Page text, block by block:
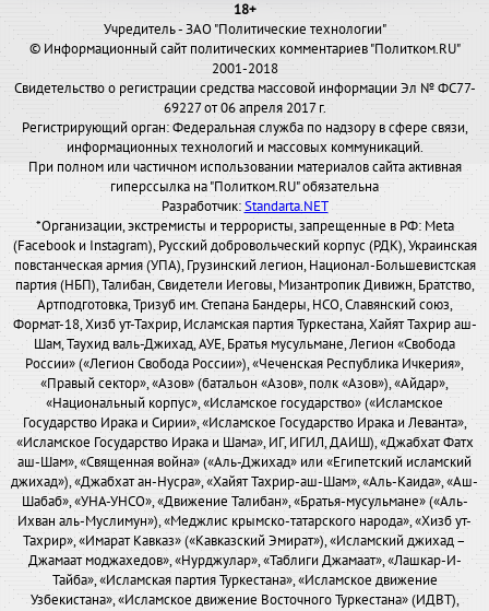
18+
Учредитель - ЗАО "Политические технологии"
© Информационный сайт политических комментариев "Политком.RU"
2001-2018
Свидетельство о регистрации средства массовой информации Эл № ФС77-
69227 от 06 апреля 2017 г.
Регистрирующий орган: Федеральная служба по надзору в сфере связи,
информационных технологий и массовых коммуникаций.
При полном или частичном использовании материалов сайта активная
гиперссылка на "Политком.RU" обязательна
Разработчик:Standarta.NET
*Организации, экстремисты и террористы, запрещенные в РФ: Meta
(Facebook и Instagram), Русский добровольческий корпус (РДК), Украинская
повстанческая армия (УПА), Грузинский легион, Национал-Большевистская
партия (НБП), Талибан, Свидетели Иеговы, Мизантропик Дивижн, Братство,
Артподготовка, Тризуб им. Степана Бандеры, НСО, Славянский союз,
Формат-18, Хизб ут-Тахрир, Исламская партия Туркестана, Хайят Тахрир аш-
Шам, Таухид валь-Джихад, АУЕ, Братья мусульмане, Легион «Свобода
России» («Легион Свобода России»), «Чеченская Республика Ичкерия»,
«Правый сектор», «Азов» (батальон «Азов», полк «Азов»), «Айдар»,
«Национальный корпус», «Исламское государство» («Исламское
Государство Ирака и Сирии», «Исламское Государство Ирака и Леванта»,
«Исламское Государство Ирака и Шама», ИГ, ИГИЛ, ДАИШ), «Джабхат Фатх
аш-Шам», «Священная война» («Аль-Джихад» или «Египетский исламский
джихад»), «Джабхат ан-Нусра», «Хайят Тахрир-аш-Шам», «Аль-Каида», «Аш-
Шабаб», «УНА-УНСО», «Движение Талибан», «Братья-мусульмане» («Аль-
Ихван аль-Муслимун»), «Меджлис крымско-татарского народа», «Хизб ут-
Тахрир», «Имарат Кавказ» («Кавказский Эмират»), «Исламский джихад –
Джамаат моджахедов», «Нурджулар», «Таблиги Джамаат», «Лашкар-И-
Тайба», «Исламская партия Туркестана», «Исламское движение
Узбекистана», «Исламское движение Восточного Туркестана» (ИДВТ),